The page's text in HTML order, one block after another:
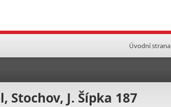
Úvodní strana
J. Šípka 187